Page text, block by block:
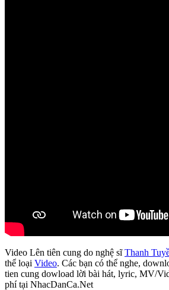
Video Lên tiên cung do nghệ sĩThanh
thể loại Video. Các bạn có thể nghe,
tien cung dowload lời bài hát, lyric, MV/
phí tại NhacDanCa.Net